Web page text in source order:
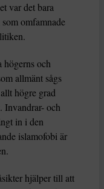
var det bara
omfamnade
högerns och
allmänt sågs
högre grad
Invandrar- och
in i den
islamofobi är
hjälper till att